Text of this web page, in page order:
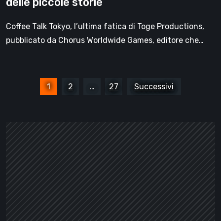
Coffee Talk Tokyo, l’ultima fatica di Toge Productions,
pubblicato da Chorus Worldwide Games, editore che…
Paginazione
1 2 … 27 Successivi